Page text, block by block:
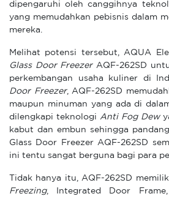
dipengaruhi oleh canggihnya
yang memudahkan pebisnis dalam
mereka.
Melihat potensi tersebut, AQUA
Glass Door FreezerAQF-262SD
perkembangan usaha kuliner di
Door Freezer, AQF-262SD
maupun minuman yang ada di
dilengkapi teknologi Anti Fog Dew
kabut dan embun sehingga
Glass Door Freezer AQF-262SD
ini tentu sangat berguna bagi para
Tidak hanya itu, AQF-262SD
Freezing, Integrated Door